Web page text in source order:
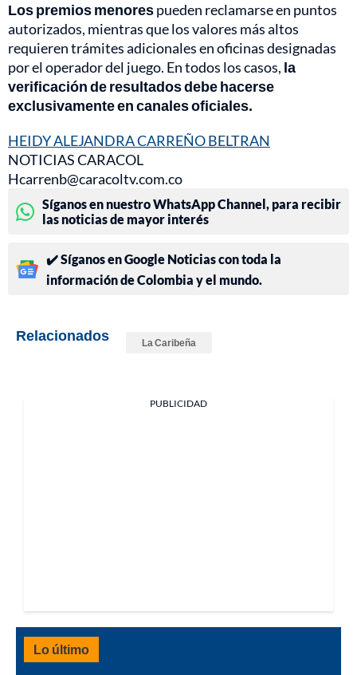
Los premios menorespueden reclamarse en puntos
autorizados, mientras que los valores más altos
requieren trámites adicionales en oficinas designadas
por el operador del juego. En todos los casos, la
verificación de resultados debe hacerse
exclusivamente en canales oficiales.
HEIDY ALEJANDRA CARREÑO BELTRAN
NOTICIAS CARACOL
Hcarrenb@caracoltv.com.co
Síganos en nuestro WhatsApp Channel, para recibir
las noticias de mayor interés
✔️ Síganos en Google Noticias con toda la
información de Colombia y el mundo.
Relacionados La Caribeña
PUBLICIDAD
Lo último